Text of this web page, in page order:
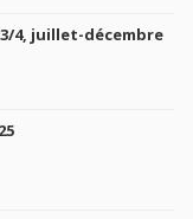
4, juillet-décembre